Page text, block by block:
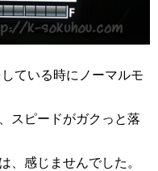
ている時にノーマルモ
スピードがガクっと落
、感じませんでした。